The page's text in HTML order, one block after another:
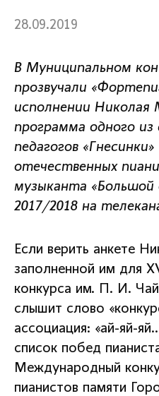
28.09.2019
В Муниципальном
прозвучали
исполнении Николая
программа одного
педагогов
отечественных
музыканта «Большой
2017/2018 на
Если верить анкете
заполненной им для
конкурса им. П. И.
слышит слово
ассоциация: «ай-яй-
список побед
Международный
пианистов памяти